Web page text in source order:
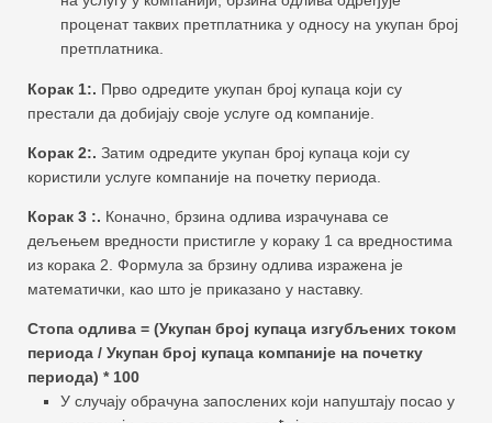
проценат таквих претплатника у односу на укупан број
претплатника.
Корак 1:. Прво одредите укупан број купаца који су
престали да добијају своје услуге од компаније.
Корак 2:. Затим одредите укупан број купаца који су
користили услуге компаније на почетку периода.
Корак 3 :. Коначно, брзина одлива израчунава се
дељењем вредности пристигле у кораку 1 са вредностима
из корака 2. Формула за брзину одлива изражена је
математички, као што је приказано у наставку.
Стопа одлива = (Укупан број купаца изгубљених током
периода / Укупан број купаца компаније на почетку
периода) * 100
У случају обрачуна запослених који напуштају посао у